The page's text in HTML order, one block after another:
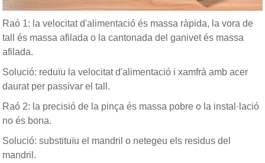
Raó 1: la velocitat d'alimentació és massa ràpida, la vora de
tall és massa afilada o la cantonada del ganivet és massa
afilada.
Solució: reduïu la velocitat d'alimentació i xamfrà amb acer
daurat per passivar el tall.
Raó 2: la precisió de la pinça és massa pobre o la instal·lació
no és bona.
Solució: substituïu el mandril o netegeu els residus del
mandril.